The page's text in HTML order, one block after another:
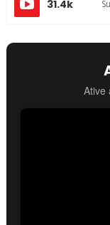
31.4k
Ative